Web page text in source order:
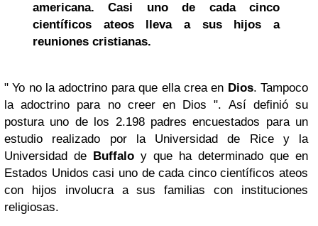
americana. Casi uno de cada cinco
científicos ateos lleva a sus hijos a
reuniones cristianas.
" Yo no la adoctrino para que ella crea en Dios. Tampoco
la adoctrino para no creer en Dios ". Así definió su
postura uno de los 2.198 padres encuestados para un
estudio realizado por la Universidad de Rice y la
Universidad de Buffalo y que ha determinado que en
Estados Unidos casi uno de cada cinco científicos ateos
con hijos involucra a sus familias con instituciones
religiosas.